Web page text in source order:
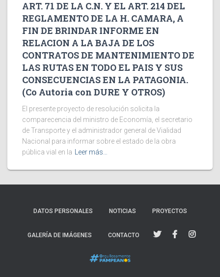
ART. 71 DE LA C.N. Y EL ART. 214 DEL
REGLAMENTO DE LA H. CAMARA, A
FIN DE BRINDAR INFORME EN
RELACION A LA BAJA DE LOS
CONTRATOS DE MANTENIMIENTO DE
LAS RUTAS EN TODO EL PAIS Y SUS
CONSECUENCIAS EN LA PATAGONIA.
(Co Autoria con DURE Y OTROS)
El presente proyecto de resolución solicita la
comparecencia del ministro de Economía, el secretario
de Transporte y el administrador general de Vialidad
Nacional para informar sobre el estado de la obra
pública vial en la
Leer más…
DATOS PERSONALES NOTICIAS PROYECTOS
GALERÍA DE IMÁGENES CONTACTO